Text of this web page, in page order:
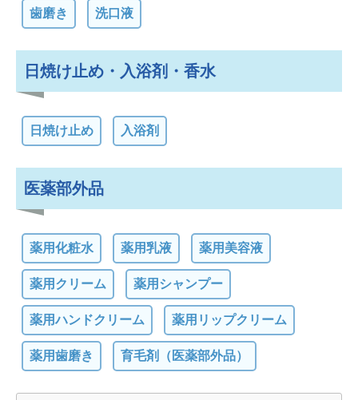
歯磨き 洗口液
日焼け止め・入浴剤・香水
日焼け止め 入浴剤
医薬部外品
薬用化粧水 薬用乳液 薬用美容液
薬用クリーム 薬用シャンプー
薬用ハンドクリーム 薬用リップクリーム
薬用歯磨き 育毛剤（医薬部外品）